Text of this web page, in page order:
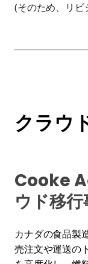
(そのため、リ
クラウ
Cooke
ウド移行
カナダの食品製
売注文や運送の